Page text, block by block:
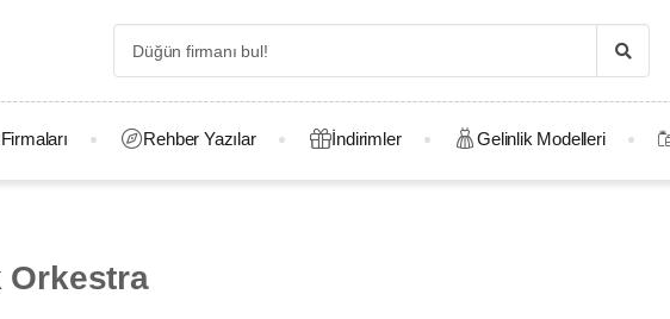
Rehber Yazılar İndirimler Gelinlik Modelleri
Orkestra